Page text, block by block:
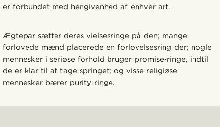
er forbundet med hengivenhed af enhver art.
Ægtepar sætter deres vielsesringe på den; mange
forlovede mænd placerede en forlovelsesring der; nogle
mennesker i seriøse forhold bruger promise-ringe, indtil
de er klar til at tage springet; og visse religiøse
mennesker bærer purity-ringe.